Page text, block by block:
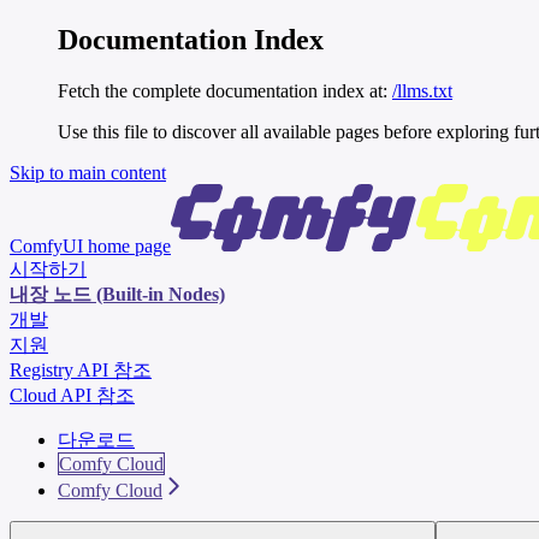
Documentation Index
Fetch the complete documentation index at: /llms.txt
Use this file to discover all available pages before exploring
Skip to main content
ComfyUI home page
시작하기
내장 노드 (Built-in Nodes)
개발
지원
Registry API 참조
Cloud API 참조
다운로드
Comfy Cloud
Comfy Cloud